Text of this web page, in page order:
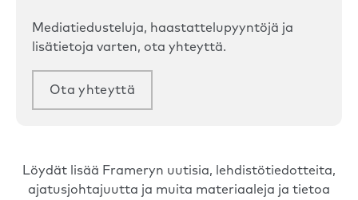
Mediatiedusteluja, haastattelupyyntöjä ja
lisätietoja varten, ota yhteyttä.
Ota yhteyttä
Löydät lisää Frameryn uutisia, lehdistötiedotteita,
ajatusjohtajuutta ja muita materiaaleja ja tietoa